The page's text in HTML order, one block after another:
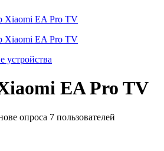
устройства
EA Pro TV
опроса 7 пользователей